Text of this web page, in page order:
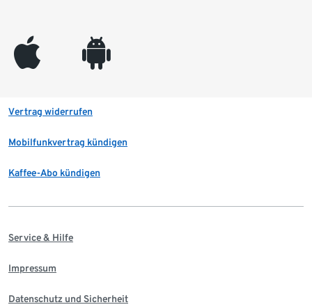
appleinc android
Vertrag widerrufen
Mobilfunkvertrag kündigen
Kaffee-Abo kündigen
Service & Hilfe
Impressum
Datenschutz und Sicherheit